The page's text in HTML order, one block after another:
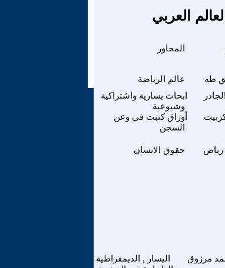
العربي
عالم الرياضة طه
ابحاث يسارية واشتراكية
وشيوعية
أوراق كتبت في وعن
السجن
حقوق الانسان رباص
اليسار , الديمقراطية
مرزوق